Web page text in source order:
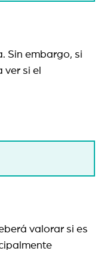
Sin embargo, si
si el
valorar si es